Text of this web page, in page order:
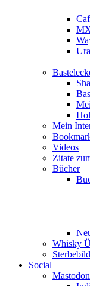
Mein
Videos
Zitate
Bücher
Whisky
Social
Mastodon